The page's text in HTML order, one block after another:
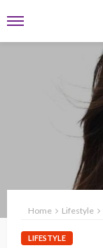
Home Lifestyle
LIFESTYLE